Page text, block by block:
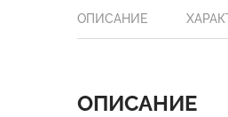
ОПИСАНИЕ
ОПИСАНИЕ